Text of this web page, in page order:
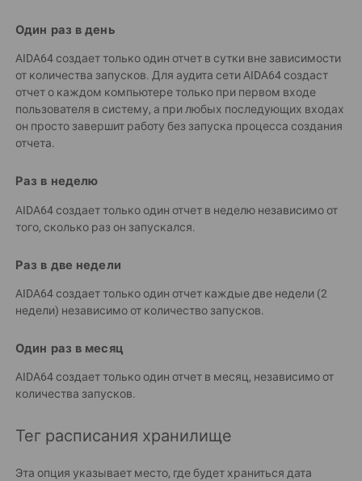
Один раз в день
AIDA64 создает только один отчет в сутки вне зависимости
от количества запусков. Для аудита сети AIDA64 создаст
отчет о каждом компьютере только при первом входе
пользователя в систему, а при любых последующих входах
он просто завершит работу без запуска процесса создания
отчета.
Раз в неделю
AIDA64 создает только один отчет в неделю независимо от
того, сколько раз он запускался.
Раз в две недели
AIDA64 создает только один отчет каждые две недели (2
недели) независимо от количество запусков.
Один раз в месяц
AIDA64 создает только один отчет в месяц, независимо от
количества запусков.
Тег расписания хранилище
Эта опция указывает место, где будет храниться дата